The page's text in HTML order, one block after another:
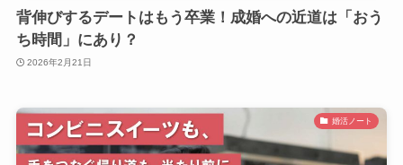
背伸びするデートはもう卒業！成婚への近道は「おう
ち時間」にあり？
2026年2月21日
婚活ノート